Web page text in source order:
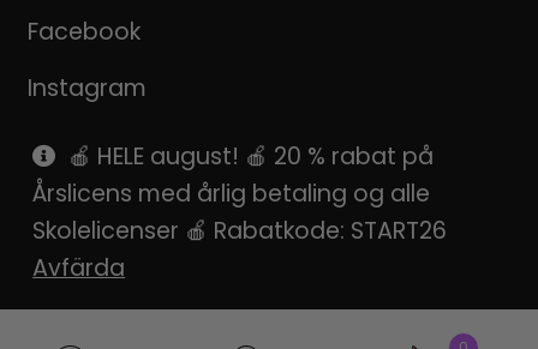
Facebook
Instagram
Pinterest
SnapChat
Produktsökning
🍎 HELE august! 🍎 20 % rabat på
Årslicens med årlig betaling og alle
Skolelicenser 🍎 Rabatkode: START26
Avfärda